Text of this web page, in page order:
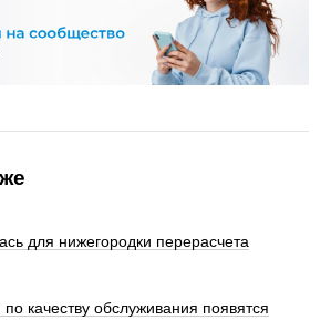
для нижегородки перерасчета
качеству обслуживания появятся